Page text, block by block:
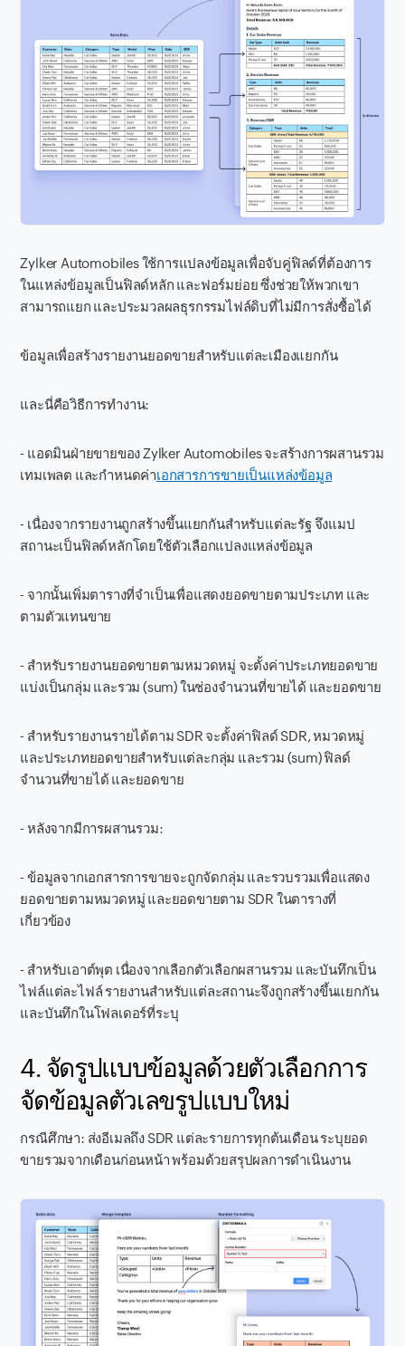
Zylker Automobiles ใช้การแปลงข้อมูลเพื่อจับคู่ฟิลด์ที่ต้องการ
ในแหล่งข้อมูลเป็นฟิลด์หลัก และฟอร์มย่อย ซึ่งช่วยให้พวกเขา
สามารถแยก และประมวลผลธุรกรรมไฟล์ดิบที่ไม่มีการสั่งซื้อได้
ข้อมูลเพื่อสร้างรายงานยอดขายสำหรับแต่ละเมืองแยกกัน
และนี่คือวิธีการทำงาน:
- แอดมินฝ่ายขายของ Zylker Automobiles จะสร้างการผสานรวม
เทมเพลต และกำหนดค่าเอกสารการขายเป็นแหล่งข้อมูล
- เนื่องจากรายงานถูกสร้างขึ้นแยกกันสำหรับแต่ละรัฐ จึงแมป
สถานะเป็นฟิลด์หลักโดยใช้ตัวเลือกแปลงแหล่งข้อมูล
- จากนั้นเพิ่มตารางที่จำเป็นเพื่อแสดงยอดขายตามประเภท และ
ตามตัวแทนขาย
- สำหรับรายงานยอดขายตามหมวดหมู่ จะตั้งค่าประเภทยอดขาย
แบ่งเป็นกลุ่ม และรวม (sum) ในช่องจำนวนที่ขายได้ และยอดขาย
- สำหรับรายงานรายได้ตาม SDR จะตั้งค่าฟิลด์ SDR, หมวดหมู่
และประเภทยอดขายสำหรับแต่ละกลุ่ม และรวม (sum) ฟิลด์
จำนวนที่ขายได้ และยอดขาย
- หลังจากมีการผสานรวม:
- ข้อมูลจากเอกสารการขายจะถูกจัดกลุ่ม และรวบรวมเพื่อแสดง
ยอดขายตามหมวดหมู่ และยอดขายตาม SDR ในตารางที่
เกี่ยวข้อง
- สำหรับเอาต์พุต เนื่องจากเลือกตัวเลือกผสานรวม และบันทึกเป็น
ไฟล์แต่ละไฟล์ รายงานสำหรับแต่ละสถานะจึงถูกสร้างขึ้นแยกกัน
และบันทึกในโฟลเดอร์ที่ระบุ
4. จัดรูปแบบข้อมูลด้วยตัวเลือกการ
จัดข้อมูลตัวเลขรูปแบบใหม่
กรณีศึกษา: ส่งอีเมลถึง SDR แต่ละรายการทุกต้นเดือน ระบุยอด
ขายรวมจากเดือนก่อนหน้า พร้อมด้วยสรุปผลการดำเนินงาน